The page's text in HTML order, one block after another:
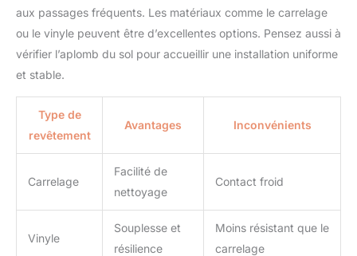
aux passages fréquents. Les matériaux comme le carrelage
ou le vinyle peuvent être d’excellentes options. Pensez aussi à
vérifier l’aplomb du sol pour accueillir une installation uniforme
et stable.
Type de
revêtement
Avantages Inconvénients
Carrelage
Facilité de
nettoyage
Contact froid
Vinyle
Souplesse et
résilience
Moins résistant que le
carrelage